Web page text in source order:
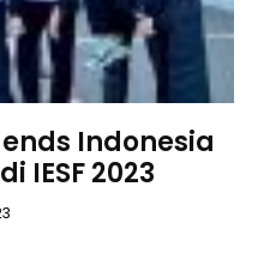
Indonesia
IESF 2023